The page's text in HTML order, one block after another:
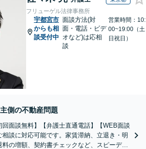
フリューゲル法律事務所
宇都宮市
からも相
談受付中
面談方法(対
面・電話・ビデ
オなど)は応相
談
営業時間：10:
00~19:00（土
日祝日）
側の不動産問題
回面談無料】【弁護士直通電話】【WEB面談
談に対応可能です。家賃滞納、立退き・明
の増額、契約書チェックなど、スピーディ